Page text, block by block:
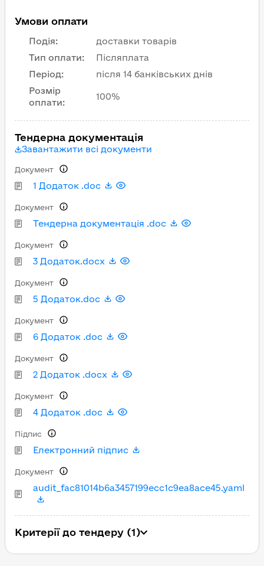
Умови оплати
Подія:
доставки товарів
Тип оплати:
Післяплата
Період:
після 14 банківських днів
Розмір
оплати:
100%
Тендерна документація
Завантажити всі документи
1 Додаток .doc
Документ
Тендерна документація .doc
Документ
3 Додаток.docx
Документ
5 Додаток.doc
Документ
6 Додаток .doc
Документ
2 Додаток .docx
Документ
4 Додаток .doc
Документ
Електронний підпис
Підпис
audit_fac81014b6a3457199ecc1c9ea8ace45.yaml
Документ
Критерії до тендеру (1)